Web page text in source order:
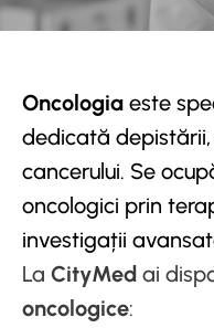
Oncologia este
dedicată
cancerului. Se
oncologici prin
investigații
La CityMed ai
oncologice: